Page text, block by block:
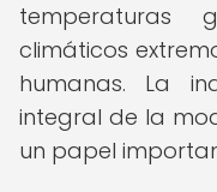
temperaturas
climáticos
humanas. La
integral de la
un papel